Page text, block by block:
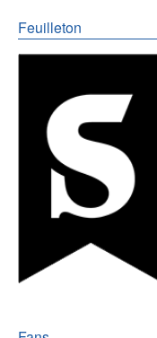
Feuilleton